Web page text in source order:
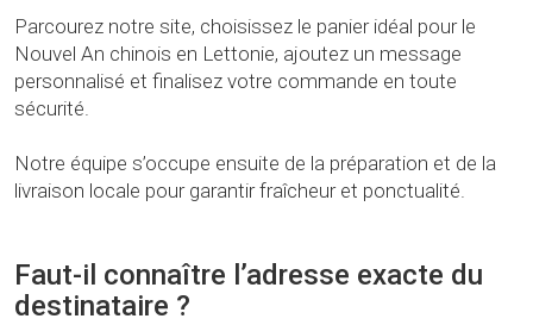
Parcourez notre site, choisissez le panier idéal pour le
Nouvel An chinois en Lettonie, ajoutez un message
personnalisé et finalisez votre commande en toute
sécurité.
Notre équipe s’occupe ensuite de la préparation et de la
livraison locale pour garantir fraîcheur et ponctualité.
Faut-il connaître l’adresse exacte du
destinataire ?